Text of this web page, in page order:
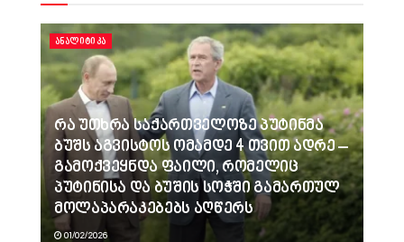
ᲐᲜᲐᲚᲘᲢᲘᲙᲐ
რა უთხრა საქართველოზე პუტინმა
ბუშს აგვისტოს ომამდე 4 თვით ადრე –
გამოქვეყნდა ფაილი, რომელიც
პუტინისა და ბუშის სოჭში გამართულ
მოლაპარაკებებს აღწერს
01/02/2026